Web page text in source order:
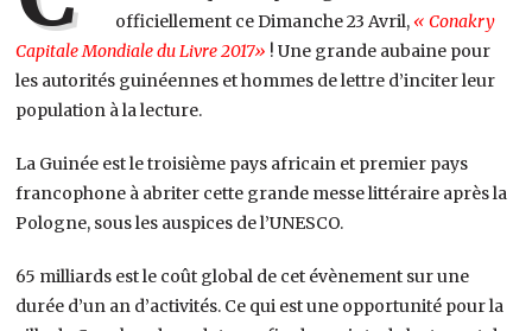
officiellement ce Dimanche 23 Avril, « Conakry
Capitale Mondiale du Livre 2017» ! Une grande aubaine pour
les autorités guinéennes et hommes de lettre d’inciter leur
population à la lecture.
La Guinée est le troisième pays africain et premier pays
francophone à abriter cette grande messe littéraire après la
Pologne, sous les auspices de l’UNESCO.
65 milliards est le coût global de cet évènement sur une
durée d’un an d’activités. Ce qui est une opportunité pour la